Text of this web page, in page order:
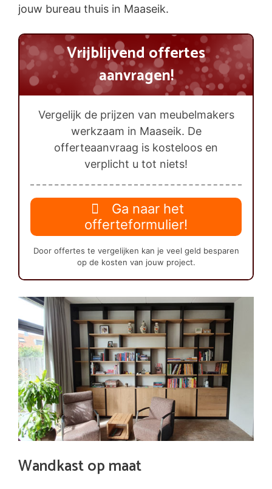
jouw bureau thuis in Maaseik.
Vrijblijvend offertes
aanvragen!
Vergelijk de prijzen van meubelmakers
werkzaam in Maaseik. De
offerteaanvraag is kosteloos en
verplicht u tot niets!
Ga naar het
offerteformulier!
Door offertes te vergelijken kan je veel geld besparen
op de kosten van jouw project.
Wandkast op maat